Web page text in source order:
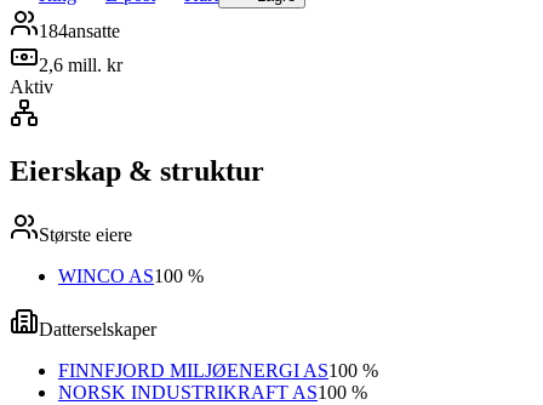
184ansatte
2,6 mill. kr
Aktiv
Eierskap & struktur
Største eiere
WINCO AS100 %
Datterselskaper
FINNFJORD MILJØENERGI AS100 %
NORSK INDUSTRIKRAFT AS100 %